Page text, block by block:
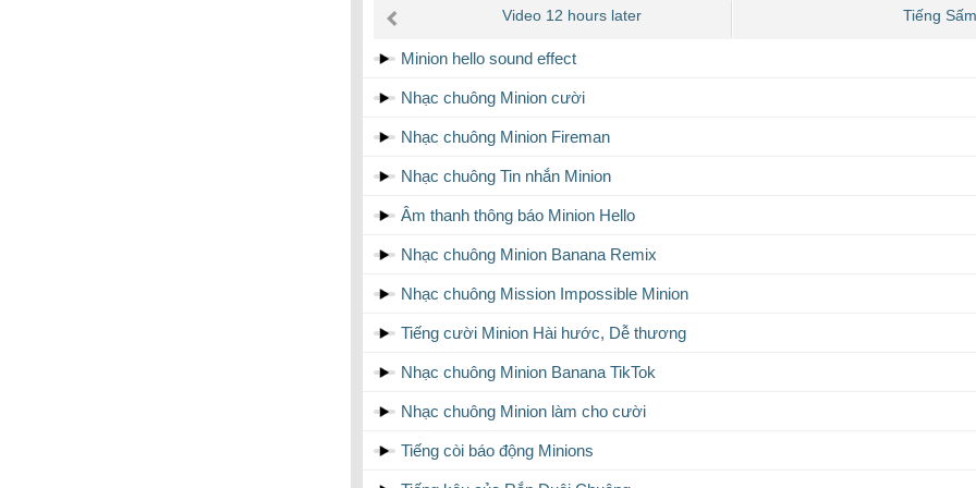
thanh
Video 12 hours later Tiếng
Minion hello sound effect
Nhạc chuông Minion cười
Nhạc chuông Minion Fireman
Nhạc chuông Tin nhắn Minion
Âm thanh thông báo Minion Hello
Nhạc chuông Minion Banana Remix
Nhạc chuông Mission Impossible Minion
Tiếng cười Minion Hài hước, Dễ thương
Nhạc chuông Minion Banana TikTok
Nhạc chuông Minion làm cho cười
Tiếng còi báo động Minions